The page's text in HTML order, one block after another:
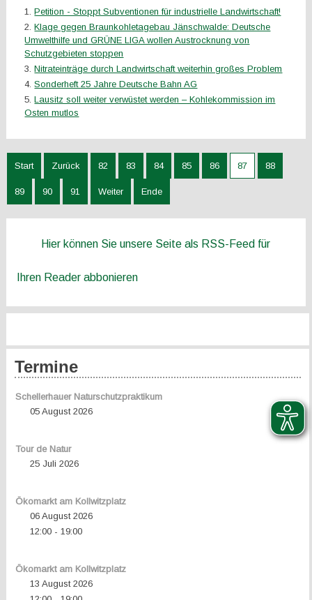
Petition - Stoppt Subventionen für industrielle Landwirtschaft!
Klage gegen Braunkohletagebau Jänschwalde: Deutsche
Umwelthilfe und GRÜNE LIGA wollen Austrocknung von
Schutzgebieten stoppen
Nitrateinträge durch Landwirtschaft weiterhin großes Problem
Sonderheft 25 Jahre Deutsche Bahn AG
Lausitz soll weiter verwüstet werden – Kohlekommission im
Osten mutlos
Start Zurück 82 83 84 85 86 87 88
89 90 91 Weiter Ende
Hier können Sie unsere Seite als RSS-Feed für
Ihren Reader abbonieren
Termine
Schellerhauer Naturschutzpraktikum
05 August 2026
Tour de Natur
25 Juli 2026
Ökomarkt am Kollwitzplatz
06 August 2026
12:00- 19:00
Ökomarkt am Kollwitzplatz
13 August 2026